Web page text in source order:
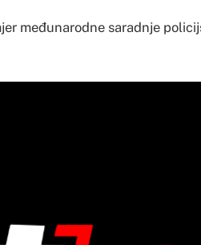
međunarodne saradnje